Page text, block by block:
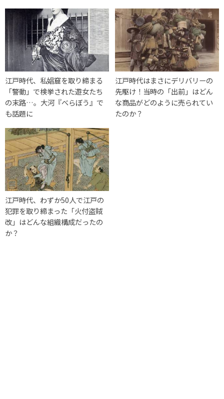
江戸時代、私娼窟を取り締まる
「警動」で検挙された遊女たち
の末路…。大河『べらぼう』で
も話題に
江戸時代はまさにデリバリーの
先駆け！当時の「出前」はどん
な商品がどのように売られてい
たのか？
江戸時代、わずか50人で江戸の
犯罪を取り締まった「火付盗賊
改」はどんな組織構成だったの
か？